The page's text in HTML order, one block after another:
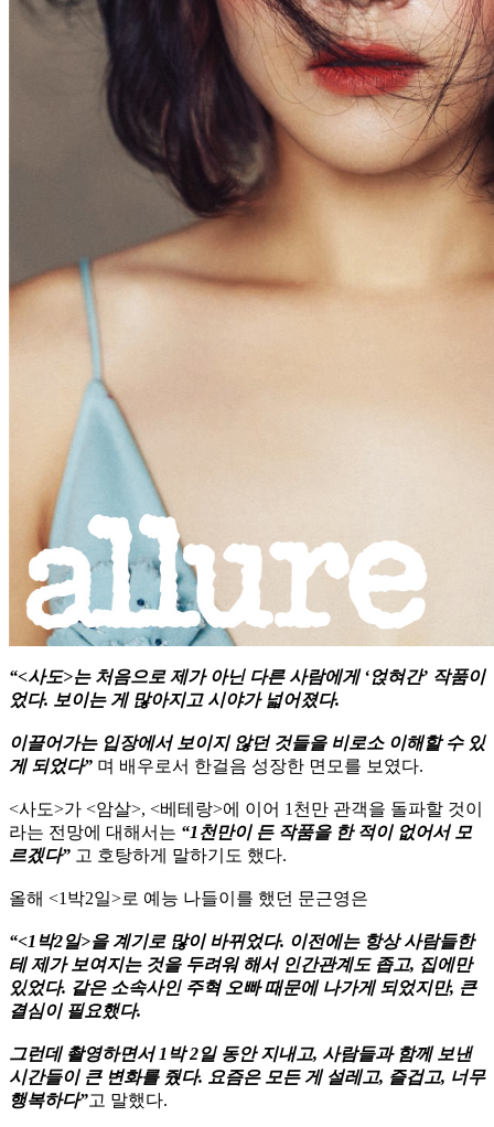
“<사도>는 처음으로 제가 아닌 다른 사람에게 ‘얹혀간’ 작품이
었다. 보이는 게 많아지고 시야가 넓어졌다.
이끌어가는 입장에서 보이지 않던 것들을 비로소 이해할 수 있
게 되었다” 며 배우로서 한걸음 성장한 면모를 보였다.
<사도>가 <암살>, <베테랑>에 이어 1천만 관객을 돌파할 것이
라는 전망에 대해서는 “1천만이 든 작품을 한 적이 없어서 모
르겠다” 고 호탕하게 말하기도 했다.
올해 <1박2일>로 예능 나들이를 했던 문근영은
“<1박2일>을 계기로 많이 바뀌었다. 이전에는 항상 사람들한
테 제가 보여지는 것을 두려워 해서 인간관계도 좁고, 집에만
있었다. 같은 소속사인 주혁 오빠 때문에 나가게 되었지만, 큰
결심이 필요했다.
그런데 촬영하면서 1박 2일 동안 지내고, 사람들과 함께 보낸
시간들이 큰 변화를 줬다. 요즘은 모든 게 설레고, 즐겁고, 너무
행복하다”고 말했다.